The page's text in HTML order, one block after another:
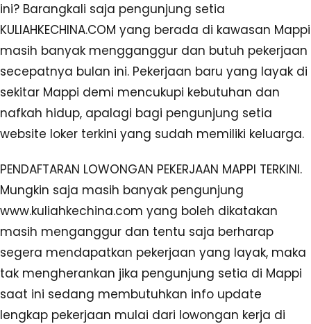
ini? Barangkali saja pengunjung setia
KULIAHKECHINA.COM yang berada di kawasan Mappi
masih banyak mengganggur dan butuh pekerjaan
secepatnya bulan ini. Pekerjaan baru yang layak di
sekitar Mappi demi mencukupi kebutuhan dan
nafkah hidup, apalagi bagi pengunjung setia
website loker terkini yang sudah memiliki keluarga.
PENDAFTARAN LOWONGAN PEKERJAAN MAPPI TERKINI.
Mungkin saja masih banyak pengunjung
www.kuliahkechina.com yang boleh dikatakan
masih menganggur dan tentu saja berharap
segera mendapatkan pekerjaan yang layak, maka
tak mengherankan jika pengunjung setia di Mappi
saat ini sedang membutuhkan info update
lengkap pekerjaan mulai dari lowongan kerja di